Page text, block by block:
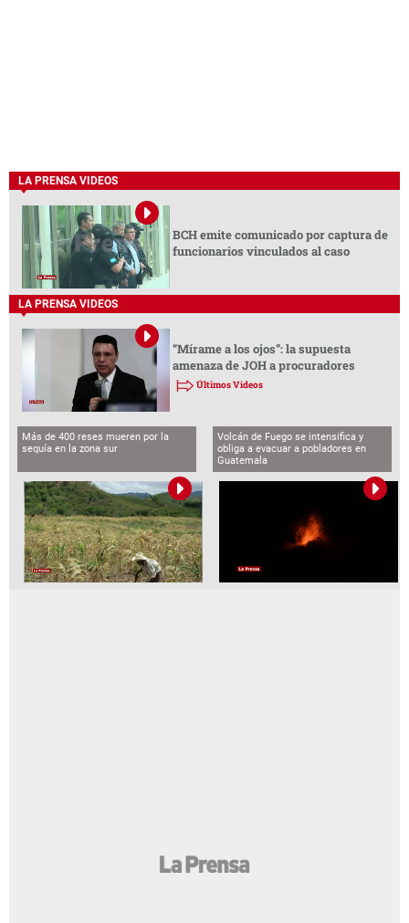
LA PRENSA VIDEOS
BCH emite comunicado por captura de
funcionarios vinculados al caso
LA PRENSA VIDEOS
“Mírame a los ojos”: la supuesta
amenaza de JOH a procuradores
Últimos Videos
Más de 400 reses mueren por la
sequía en la zona sur
Volcán de Fuego se intensifica y
obliga a evacuar a pobladores en
Guatemala